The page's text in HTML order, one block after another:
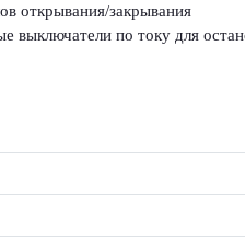
открывания/закрывания
выключатели по току для